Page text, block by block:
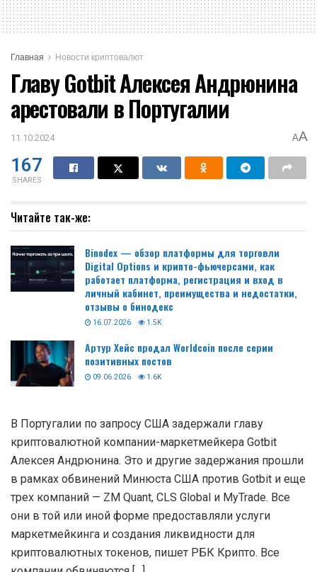
Главная Новости криптовалют
Главу Gotbit Алексея Андрюнина
арестовали в Португалии
11.10.2024 AA
167
SHARES
Читайте так-же:
Binodex — обзор платформы для торговли
Digital Options и крипто-фьючерсами, как
работает платформа, регистрация и вход в
личный кабинет, преимущества и недостатки,
отзывы о бинодекс
16.07.2026 1.5K
Артур Хейс продал Worldcoin после серии
позитивных постов
09.06.2026 1.6K
В Португалии по запросу США задержали главу
криптовалютной компании-маркетмейкера Gotbit
Алексея Андрюнина. Это и другие задержания прошли
в рамках обвинений Минюста США против Gotbit и еще
трех компаний — ZM Quant, CLS Global и MyTrade. Все
они в той или иной форме предоставляли услуги
маркетмейкинга и создания ликвидности для
криптовалютных токенов, пишет РБК Крипто. Все